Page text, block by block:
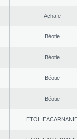
Achaïe
Béotie
Béotie
Béotie
Béotie